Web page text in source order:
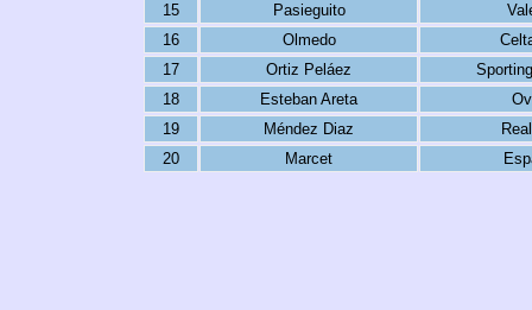
15
Pasieguito
16
Olmedo
17
Ortiz Peláez
18
Esteban Areta
19
Méndez Diaz
20
Marcet